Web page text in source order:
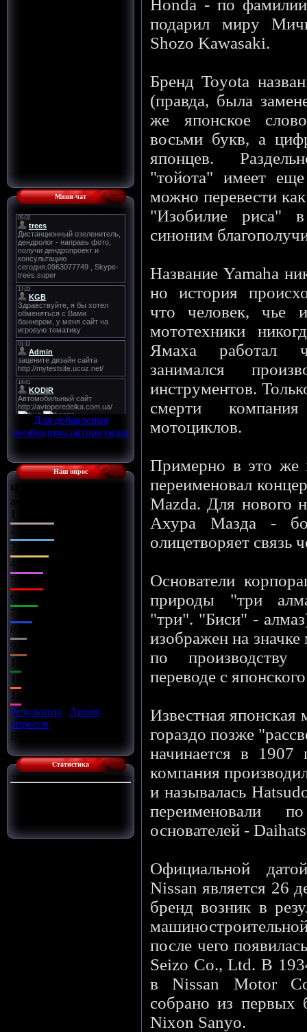
Мини-чат
Для добавления
необходима авторизация
Наш опрос
Что Вы сделаете с
автомобилем?
2.
3.
4.
5.
6.
7.
8.
9.
Результаты
Архив
опросов
Всего ответов:
Статистика
Honda - по
подарил миру
Shozo Kawasaki.
Бренд Toyota
(правда, была
же японское
восьми букв, а
японцев.
"тойота" имеет
можно перевести
"Изобилие риса"
синоним
Название Yamaha
но история
что человек, чье
мототехники
Ямаха работал
занимался
инструментов.
смерти
мотоциклов.
Примерно в это же
переименовал
Mazda. Для нового
Ахура Мазда -
олицетворяет связь
Основатели
природы "три
"три". "Биси" -
изображен на
по
переводе с
Известная японская
гораздо позже
начинается в 1907
компания
и называлась
переименовали
основателей -
Официальной
Nissan является 26
бренд возник в
после чего
Seizo Co., Ltd. В
в Nissan Motor
собрано из первых
Nixon Sanyo.